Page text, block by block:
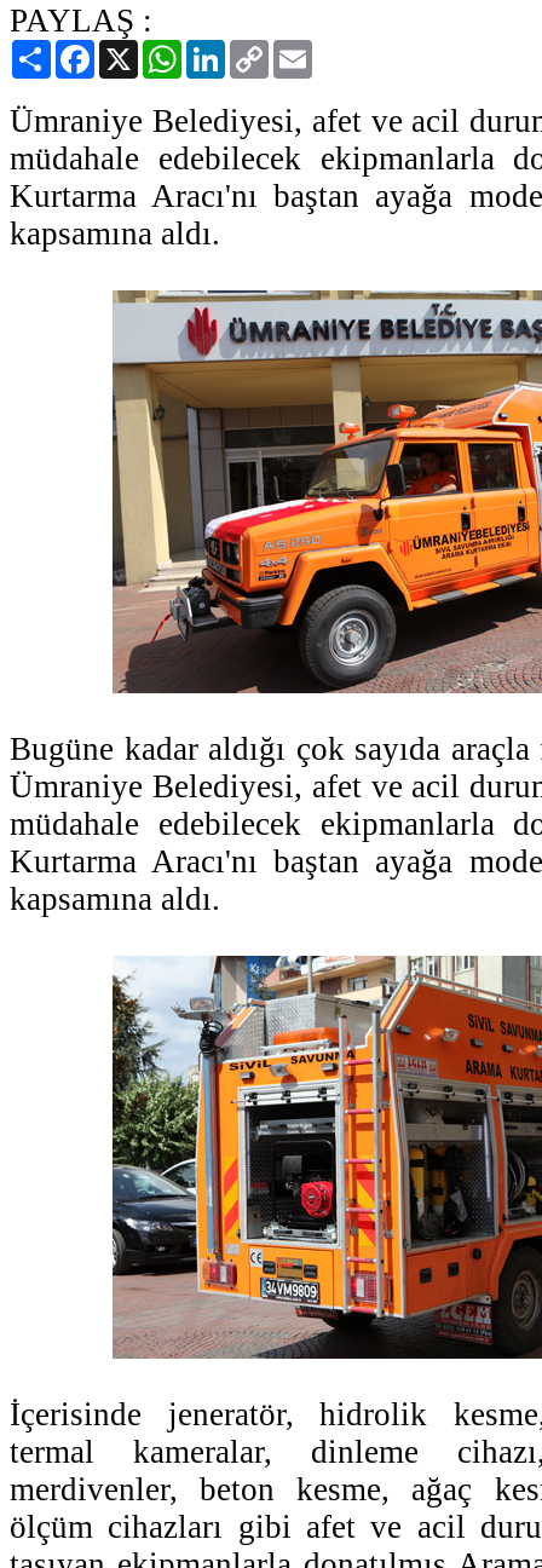
PAYLAŞ :
PaylaşFacebook
X WhatsAppLinkedIn
Copy
Link
Ümraniye Belediyesi, afet ve acil
müdahale edebilecek ekipmanlarla
Kurtarma Aracı'nı baştan ayağa
kapsamına aldı.
Bugüne kadar aldığı çok sayıda
Ümraniye Belediyesi, afet ve acil
müdahale edebilecek ekipmanlarla
Kurtarma Aracı'nı baştan ayağa
kapsamına aldı.
İçerisinde jeneratör, hidrolik
termal kameralar, dinleme
merdivenler, beton kesme, ağaç
ölçüm cihazları gibi afet ve acil